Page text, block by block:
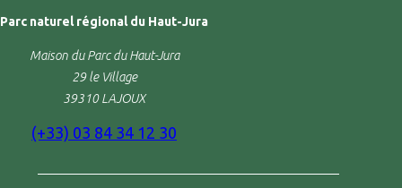
Parc naturel régional du Haut-Jura
Maison du Parc du Haut-Jura
29 le Village
39310 LAJOUX
(+33) 03 84 34 12 30